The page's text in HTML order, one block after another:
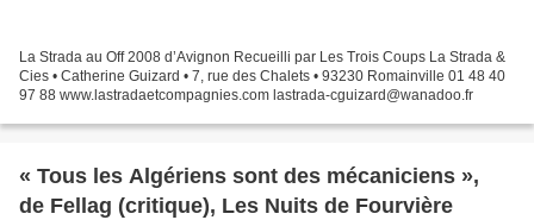
La Strada au Off 2008 d’Avignon Recueilli par Les Trois Coups La Strada &
Cies • Catherine Guizard • 7, rue des Chalets • 93230 Romainville 01 48 40
97 88 www.lastradaetcompagnies.com lastrada-cguizard@wanadoo.fr
« Tous les Algériens sont des mécaniciens »,
de Fellag (critique), Les Nuits de Fourvière